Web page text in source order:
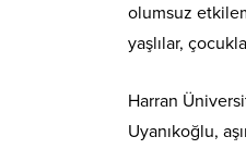
olumsuz
yaşlılar,
Harran
Uyanıkoğlu,